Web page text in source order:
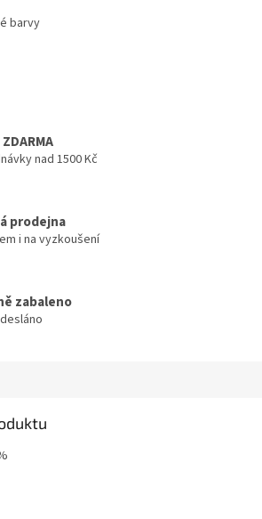
barvy
nad 1500 Kč
prodejna
i na vyzkoušení
zabaleno